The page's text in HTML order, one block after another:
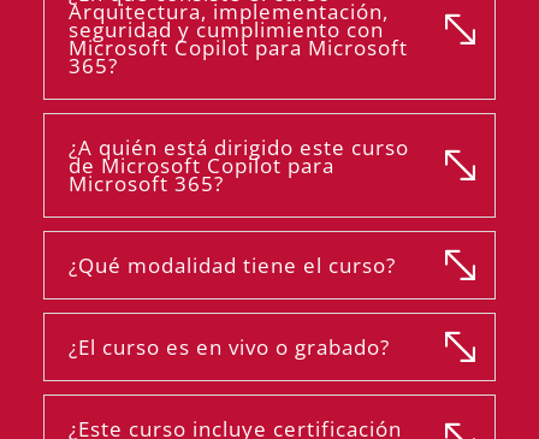
Arquitectura, implementación,
seguridad y cumplimiento con
Microsoft Copilot para Microsoft
365?
¿A quién está dirigido este curso
de Microsoft Copilot para
Microsoft 365?
¿Qué modalidad tiene el curso?
¿El curso es en vivo o grabado?
¿Este curso incluye certificación